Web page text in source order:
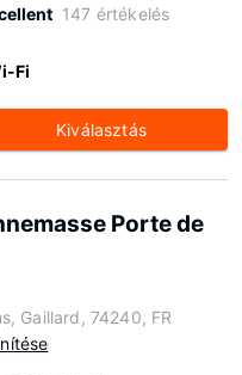
147 értékelés
Fi
Kiválasztás
Porte de
Gaillard, 74240, FR